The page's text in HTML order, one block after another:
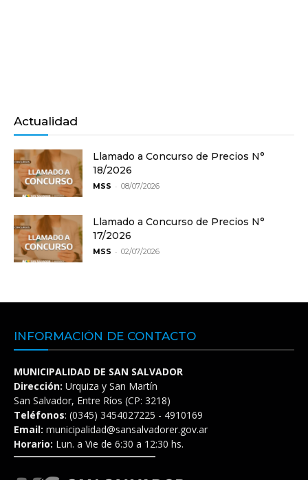
Actualidad
Llamado a Concurso de Precios N°
18/2026
MSS - 08/07/2026
Llamado a Concurso de Precios N°
17/2026
MSS - 02/07/2026
INFORMACIÓN DE CONTACTO
MUNICIPALIDAD DE SAN SALVADOR
Dirección: Urquiza y San Martín
San Salvador, Entre Ríos (CP: 3218)
Teléfonos: (0345) 3454027225 - 4910169
Email: municipalidad@sansalvadorer.gov.ar
Horario: Lun. a Vie de 6:30 a 12:30 hs.